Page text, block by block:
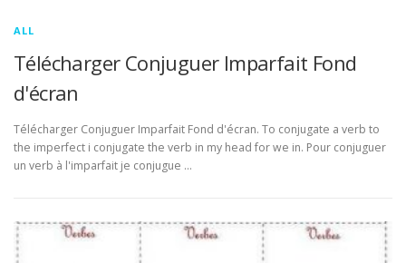
ALL
Télécharger Conjuguer Imparfait Fond
d'écran
Télécharger Conjuguer Imparfait Fond d'écran. To conjugate a verb to
the imperfect i conjugate the verb in my head for we in. Pour conjuguer
un verb à l'imparfait je conjugue …